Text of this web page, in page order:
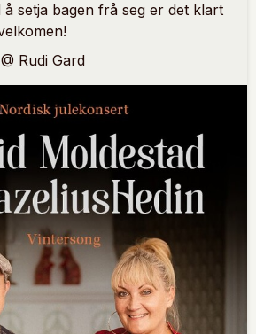
setja bagen frå seg er det klart
Rudi Gard